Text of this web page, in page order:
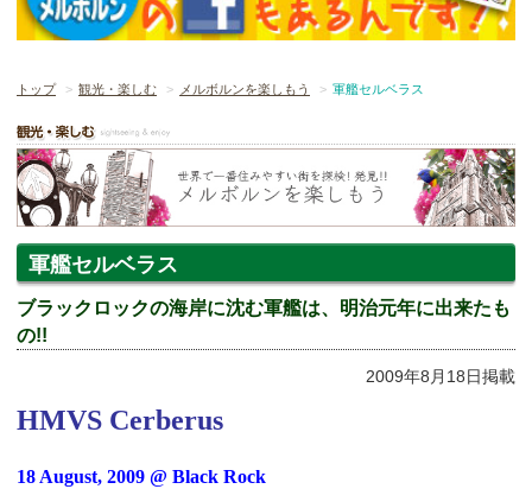
トップ 観光・楽しむ メルボルンを楽しもう 軍艦セルベラス
軍艦セルベラス
ブラックロックの海岸に沈む軍艦は、明治元年に出来たも
の!!
2009年8月18日掲載
HMVS Cerberus
18 August, 2009 @ Black Rock